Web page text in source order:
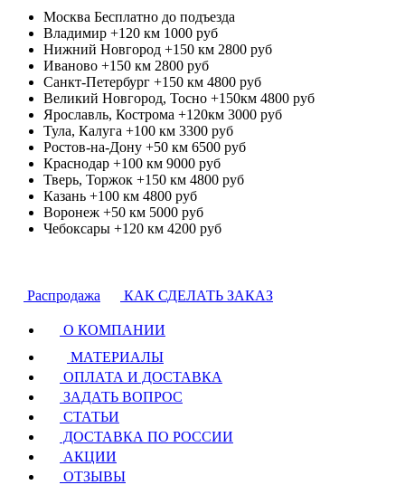
Москва Бесплатно до подъезда
Владимир +120 км 1000 руб
Нижний Новгород +150 км 2800 руб
Иваново +150 км 2800 руб
Санкт-Петербург +150 км 4800 руб
Великий Новгород, Тосно +150км 4800 руб
Ярославль, Кострома +120км 3000 руб
Тула, Калуга +100 км 3300 руб
Ростов-на-Дону +50 км 6500 руб
Краснодар +100 км 9000 руб
Тверь, Торжок +150 км 4800 руб
Казань +100 км 4800 руб
Воронеж +50 км 5000 руб
Чебоксары +120 км 4200 руб
Распродажа КАК СДЕЛАТЬ ЗАКАЗ
О КОМПАНИИ
МАТЕРИАЛЫ
ОПЛАТА И ДОСТАВКА
ЗАДАТЬ ВОПРОС
СТАТЬИ
ДОСТАВКА ПО РОССИИ
АКЦИИ
ОТЗЫВЫ